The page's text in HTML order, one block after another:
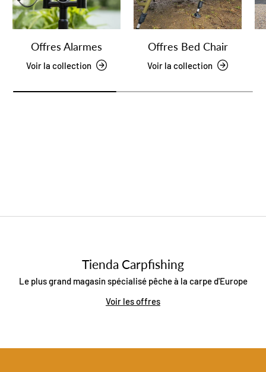
Offres Alarmes
Voir la collection
Offres Bed Chair
Voir la collection
Tienda Carpfishing
Le plus grand magasin spécialisé pêche à la carpe d'Europe
Voir les offres